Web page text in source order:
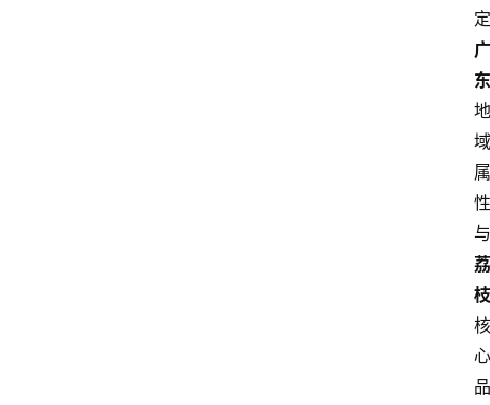
定
广
东
地
域
属
性
与
荔
枝
核
心
品